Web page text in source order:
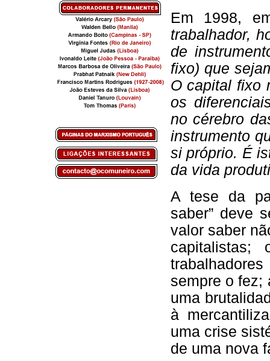
Em 1998,
trabalhador,
de
fixo) que
O capital fixo
os
no cérebro
instrumento
si próprio. É
da vida
A tese da
saber” deve
valor saber
sempre o fez;
uma
à
uma crise
de uma nova